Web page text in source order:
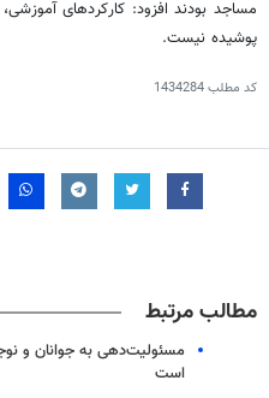
مساجد بودند افزود: کارکردهای
پوشیده نیست.
کد مطلب1434284
مطالب مرتبط
مسئولیت‌دهی به جوانان و
است